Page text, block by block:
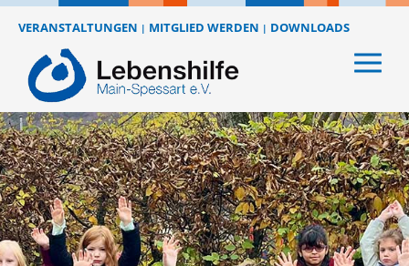
VERANSTALTUNGEN | MITGLIED WERDEN | DOWNLOADS